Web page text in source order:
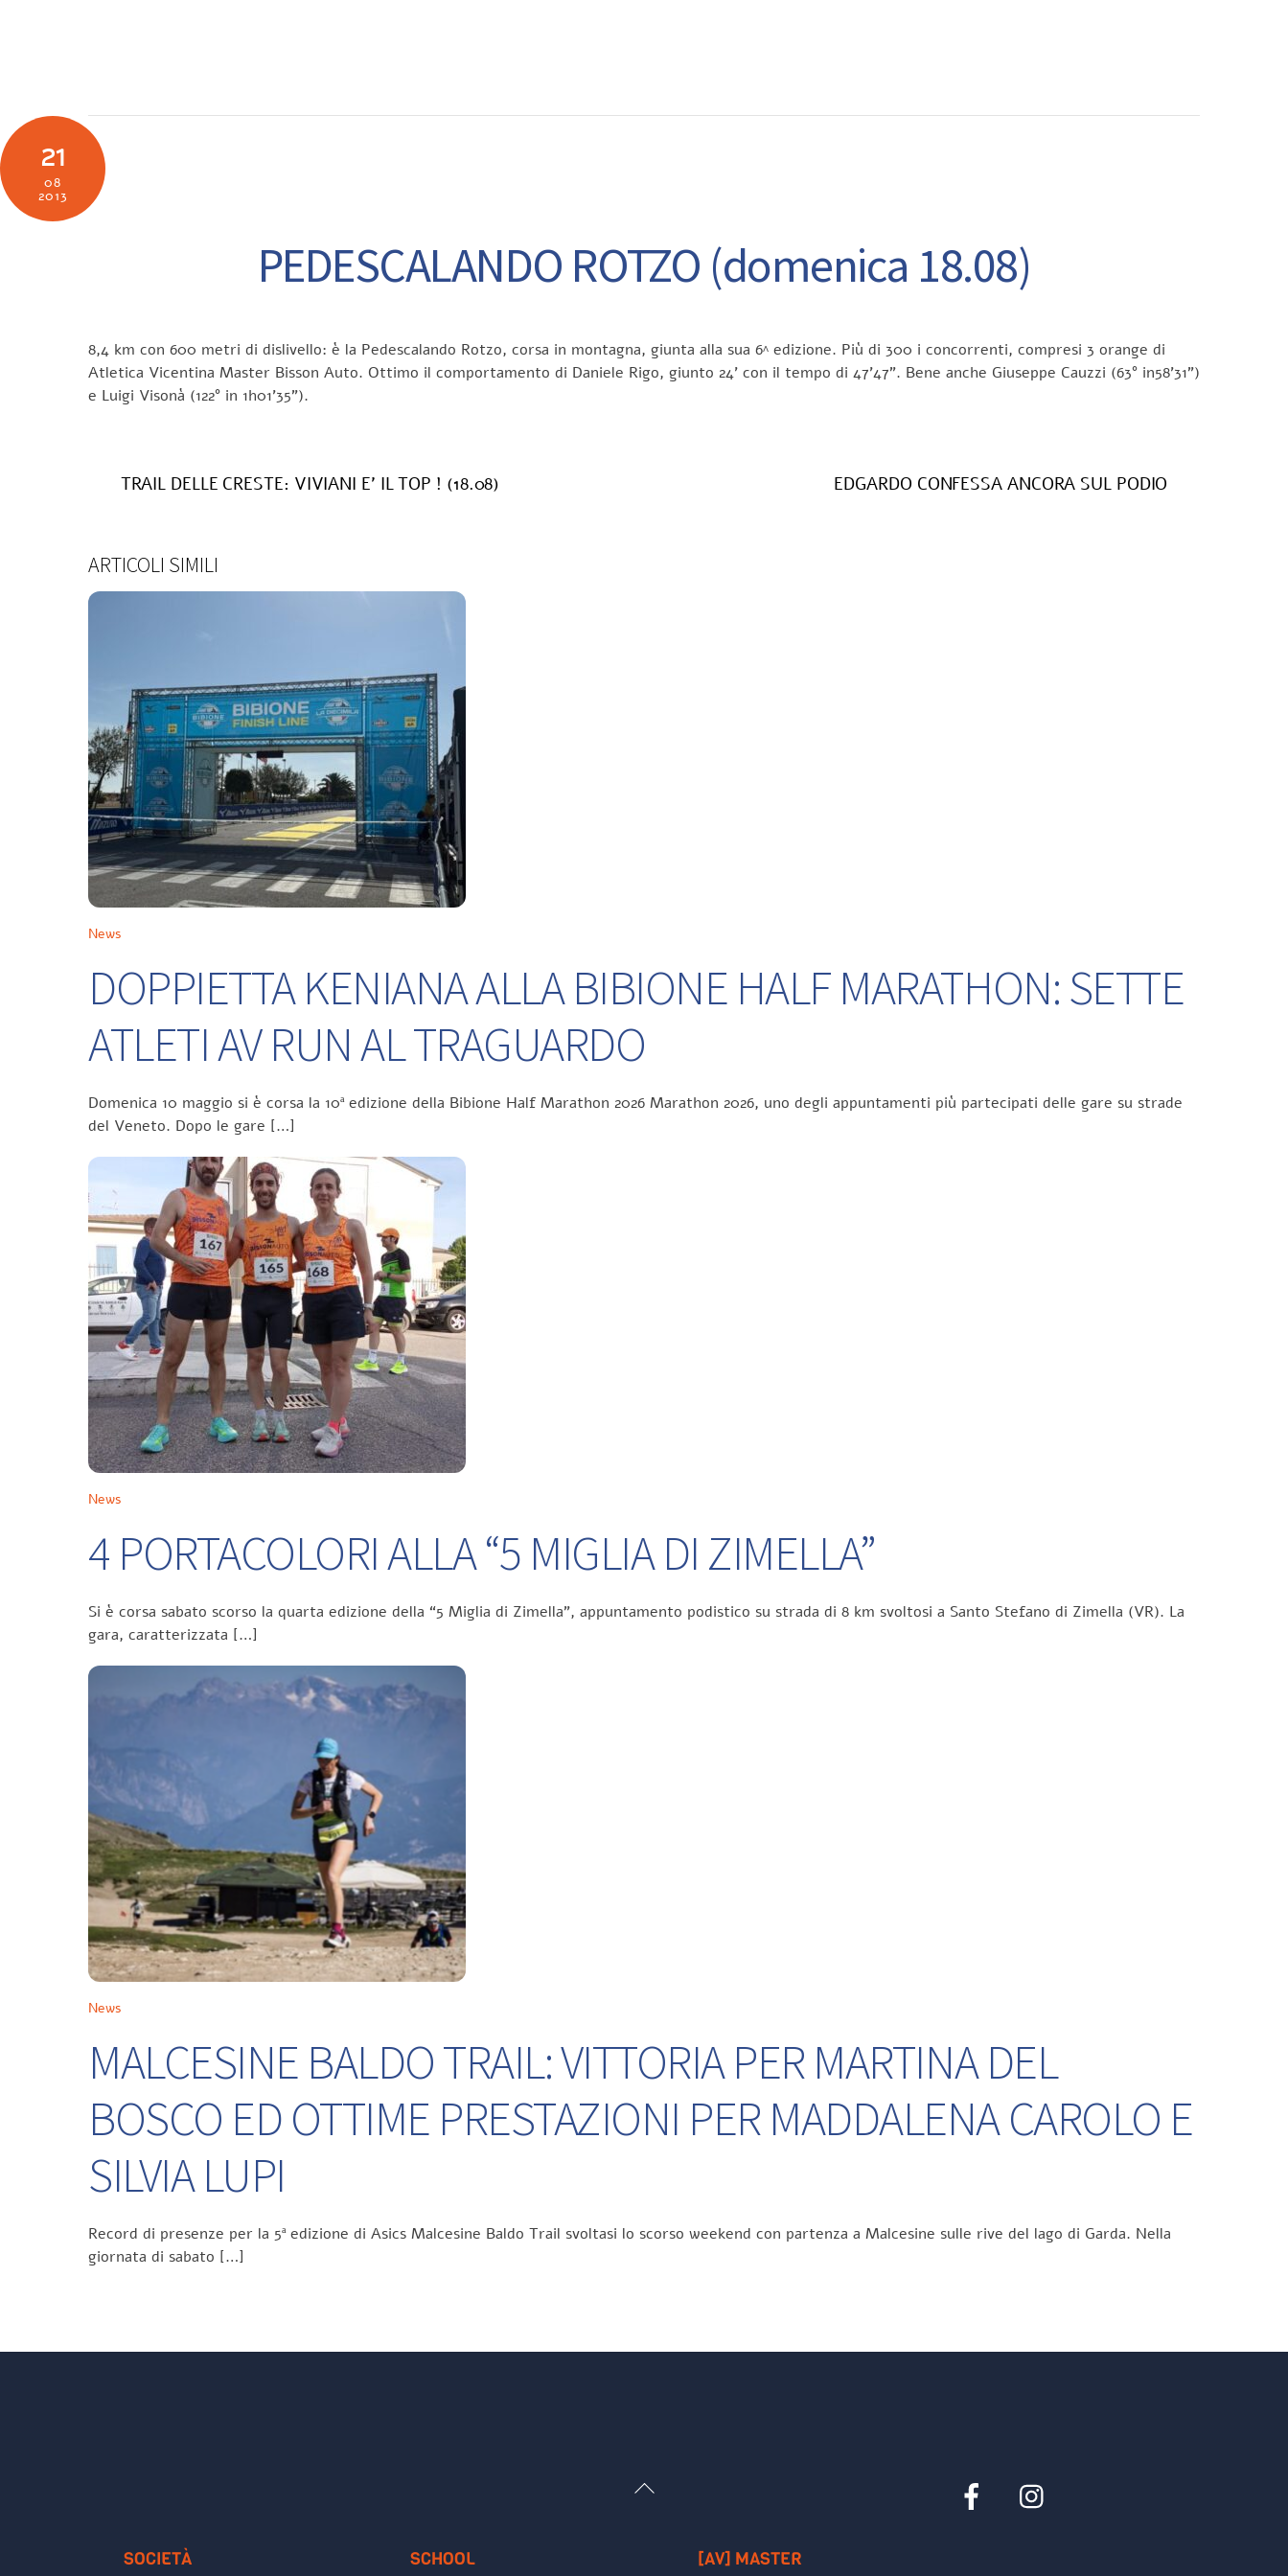
21
08
2013
PEDESCALANDO ROTZO (domenica 18.08)
8,4 km con 600 metri di dislivello: è la Pedescalando Rotzo, corsa in montagna, giunta alla sua 6^ edizione. Più di 300 i concorrenti, compresi 3 orange di
Atletica Vicentina Master Bisson Auto. Ottimo il comportamento di Daniele Rigo, giunto 24’ con il tempo di 47’47”. Bene anche Giuseppe Cauzzi (63° in58’31”)
e Luigi Visonà (122° in 1h01’35”).
TRAIL DELLE CRESTE: VIVIANI E’ IL TOP ! (18.08) EDGARDO CONFESSA ANCORA SUL PODIO
ARTICOLI SIMILI
News
DOPPIETTA KENIANA ALLA BIBIONE HALF MARATHON: SETTE
ATLETI AV RUN AL TRAGUARDO
Domenica 10 maggio si è corsa la 10ª edizione della Bibione Half Marathon 2026 Marathon 2026, uno degli appuntamenti più partecipati delle gare su strade
del Veneto. Dopo le gare […]
News
4 PORTACOLORI ALLA “5 MIGLIA DI ZIMELLA”
Si è corsa sabato scorso la quarta edizione della “5 Miglia di Zimella”, appuntamento podistico su strada di 8 km svoltosi a Santo Stefano di Zimella (VR). La
gara, caratterizzata […]
News
MALCESINE BALDO TRAIL: VITTORIA PER MARTINA DEL
BOSCO ED OTTIME PRESTAZIONI PER MADDALENA CAROLO E
SILVIA LUPI
Record di presenze per la 5ª edizione di Asics Malcesine Baldo Trail svoltasi lo scorso weekend con partenza a Malcesine sulle rive del lago di Garda. Nella
giornata di sabato […]
Back
Facebook
SOCIETÀ SCHOOL [AV] MASTER